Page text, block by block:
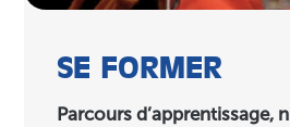
SE FORMER
Parcours d’apprentissage,